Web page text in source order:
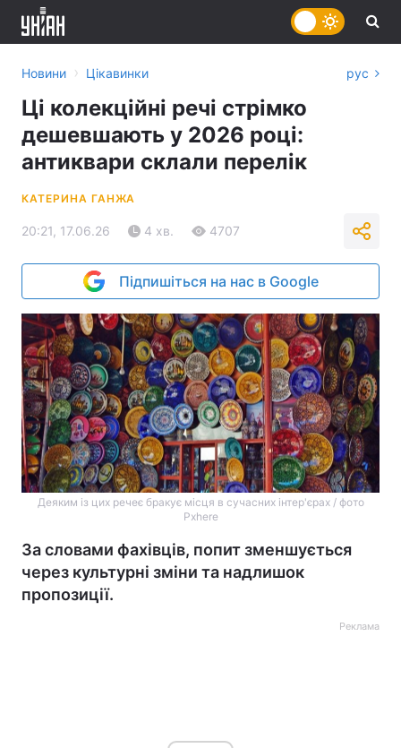
Новини › Цікавинки рус
Ці колекційні речі стрімко
дешевшають у 2026 році:
антиквари склали перелік
КАТЕРИНА ГАНЖА
20:21, 17.06.26 4 хв. 4707
Підпишіться на нас в Google
Деяким із цих речеє бракує місця в сучасних інтер'єрах / фото
Pxhere
За словами фахівців, попит зменшується
через культурні зміни та надлишок
пропозиції.
Реклама